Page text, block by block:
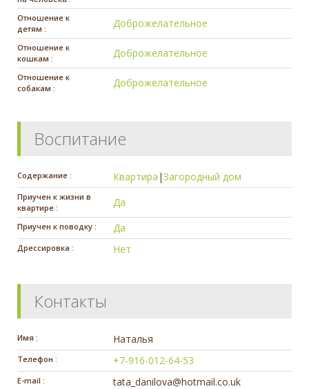
Отношение к
детям :
Доброжелательное
Отношение к
кошкам :
Доброжелательное
Отношение к
собакам :
Доброжелательное
Воспитание
Содержание : Квартира |Загородный дом
Приучен к жизни в
квартире :
Да
Приучен к поводку : Да
Дрессировка : Нет
Контакты
Имя : Наталья
Телефон : +7-916-012-64-53
E-mail : tata_danilova@hotmail.co.uk